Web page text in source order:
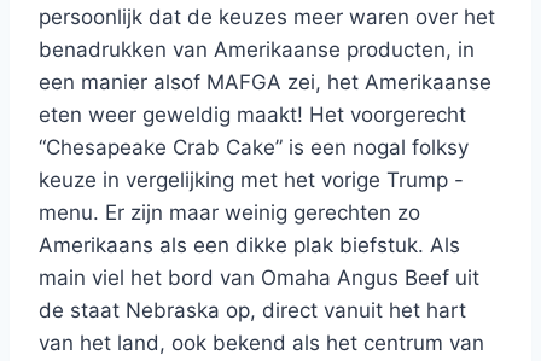
persoonlijk dat de keuzes meer waren over het
benadrukken van Amerikaanse producten, in
een manier alsof MAFGA zei, het Amerikaanse
eten weer geweldig maakt! Het voorgerecht
“Chesapeake Crab Cake” is een nogal folksy
keuze in vergelijking met het vorige Trump -
menu. Er zijn maar weinig gerechten zo
Amerikaans als een dikke plak biefstuk. Als
main viel het bord van Omaha Angus Beef uit
de staat Nebraska op, direct vanuit het hart
van het land, ook bekend als het centrum van